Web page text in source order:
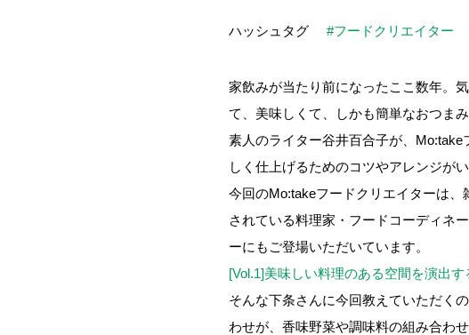
ハッシュタグ #フードクリエイター
家飲みが当たり前になったここ数年。
て、美味しくて、しかも簡単なおつま
素人のライター谷井百合子が、
しく仕上げるためのコツやアレンジが
今回のMo:takeフードクリエイターは
されている料理家・フードコーディネ
ーにもご登場いただいています。
[Vol.1]美味しい料理のある空間を演出
そんな下条さんに今回教えていただく
わせが、香味野菜や調味料の組み合わ